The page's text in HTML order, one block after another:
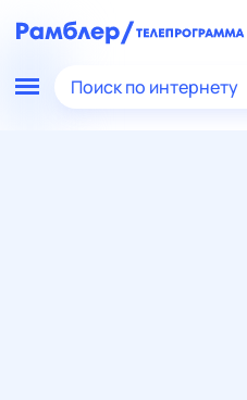
Поиск по интернету